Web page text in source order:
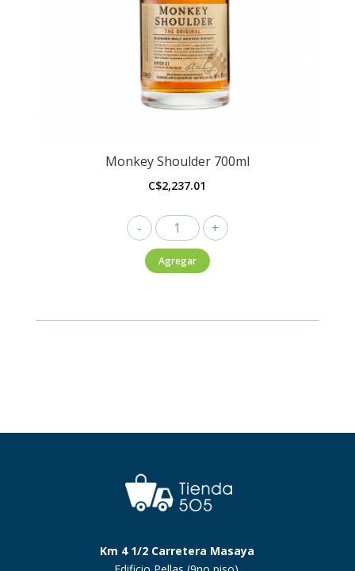
Monkey Shoulder 700ml
C$2,237.01
Monkey
Shoulder
700ml
Agregar
Km 4 1/2 Carretera Masaya